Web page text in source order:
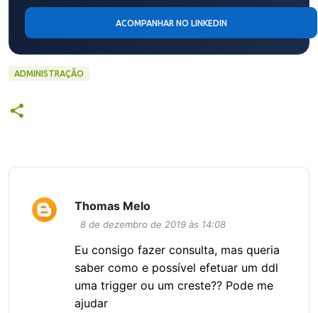
ACOMPANHAR NO LINKEDIN
ADMINISTRAÇÃO
C
Thomas Melo
8 de dezembro de 2019 às 14:08
Eu consigo fazer consulta, mas queria
saber como e possível efetuar um ddl
uma trigger ou um creste?? Pode me
ajudar